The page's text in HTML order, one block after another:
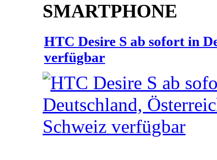
SMARTPHONE
HTC Desire S ab sofort in
verfügbar